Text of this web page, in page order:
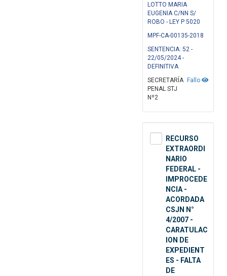
LOTTO MARIA
EUGENIA C/NN S/
ROBO - LEY P 5020
MPF-CA-00135-2018
SENTENCIA: 52 -
22/05/2024 -
DEFINITIVA
Fallo
SECRETARÍA
PENAL STJ
Nº2
RECURSO
EXTRAORDI
NARIO
FEDERAL -
IMPROCEDE
NCIA -
ACORDADA
CSJN N°
4/2007 -
CARATULAC
ION DE
EXPEDIENT
ES - FALTA
DE